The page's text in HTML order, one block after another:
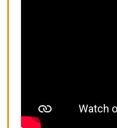
L'association Avotra-France